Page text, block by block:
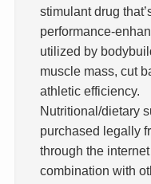
stimulant drug
performance-
utilized by
muscle mass, cut
athletic efficiency.
Nutritional/dietary
purchased legally
through the
combination with